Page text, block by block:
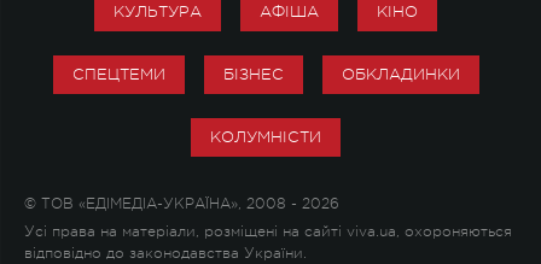
КУЛЬТУРА АФІША КІНО
СПЕЦТЕМИ БІЗНЕС ОБКЛАДИНКИ
КОЛУМНІСТИ
© ТОВ «ЕДІМЕДІА-УКРАЇНА», 2008 - 2026
Усі права на матеріали, розміщені на сайті viva.ua, охороняються
відповідно до законодавства України.